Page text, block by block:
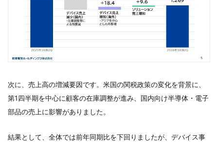
次に、売上高の増減要因です。米国の関税政策の変化を背景に、
第1四半期を中心に顧客の在庫調整が進み、国内向け半導体・電子
部品の売上に影響がありました。
結果として、全体では前年同期比を下回りましたが、デバイス事